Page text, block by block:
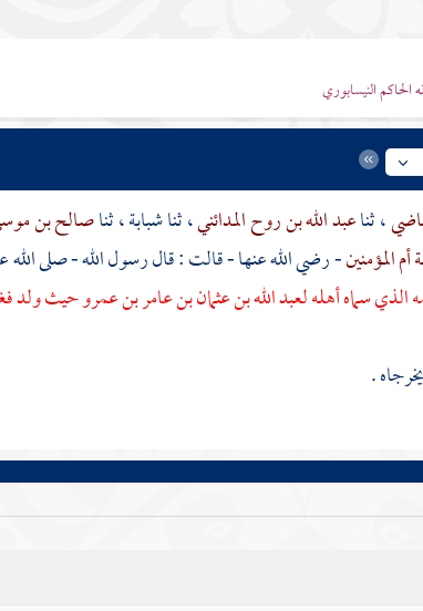
الحاكم النيسابوري
، ثناعبد الله بن روح المدائني، ثناشبابة، ثناصالح بن
المؤمنين- رضي الله عنها - قالت : قال رسول الله - صلى الله
الذي سماه أهلهلعبد الله بن عثمان بن عامر بن عمروحيث ولد
.